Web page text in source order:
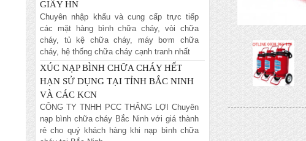
Chuyên nhập khẩu và cung cấp trực tiếp
các mặt hàng bình chữa cháy, vòi chữa
cháy, tủ kệ chữa cháy, máy bơm chữa
cháy, hệ thống chữa cháy cạnh tranh nhất
XÚC NẠP BÌNH CHỮA CHÁY HẾT
HẠN SỬ DỤNG TẠI TỈNH BẮC NINH
VÀ CÁC KCN
CÔNG TY TNHH PCC THẮNG LỢI Chuyên
nạp bình chữa cháy Bắc Ninh với giá thành
rẻ cho quý khách hàng khi nạp bình chữa
cháy tại Bắc Ninh